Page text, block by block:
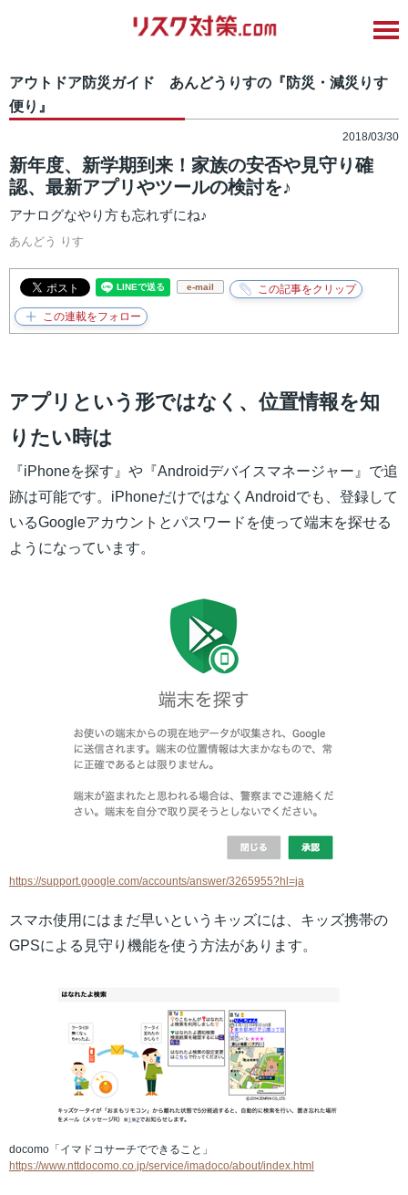
アウトドア防災ガイド あんどうりすの『防災・減災りす
便り』
2018/03/30
新年度、新学期到来！家族の安否や見守り確
認、最新アプリやツールの検討を♪
アナログなやり方も忘れずにね♪
あんどう りす
e-mail
アプリという形ではなく、位置情報を知
りたい時は
『iPhoneを探す』や『Androidデバイスマネージャー』で追
跡は可能です。iPhoneだけではなくAndroidでも、登録して
いるGoogleアカウントとパスワードを使って端末を探せる
ようになっています。
https://support.google.com/accounts/answer/3265955?hl=ja
スマホ使用にはまだ早いというキッズには、キッズ携帯の
GPSによる見守り機能を使う方法があります。
docomo「イマドコサーチでできること」
https://www.nttdocomo.co.jp/service/imadoco/about/index.html